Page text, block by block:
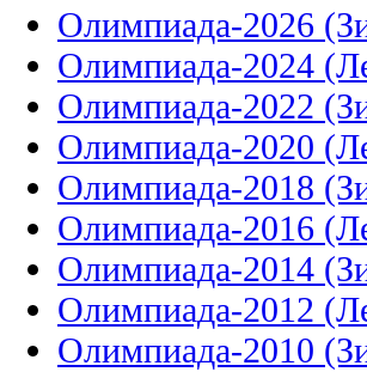
Олимпиада-2026
Олимпиада-2024
Олимпиада-2022
Олимпиада-2020
Олимпиада-2018
Олимпиада-2016
Олимпиада-2014
Олимпиада-2012
Олимпиада-2010